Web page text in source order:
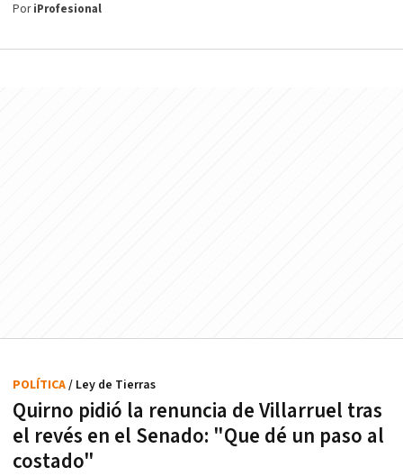
PoriProfesional
Quirno pidió la renuncia de Villarruel tras
el revés en el Senado: "Que dé un paso al
costado"
POLÍTICA/ Ley de Tierras